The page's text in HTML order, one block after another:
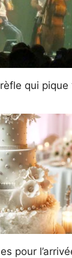
qui
pour